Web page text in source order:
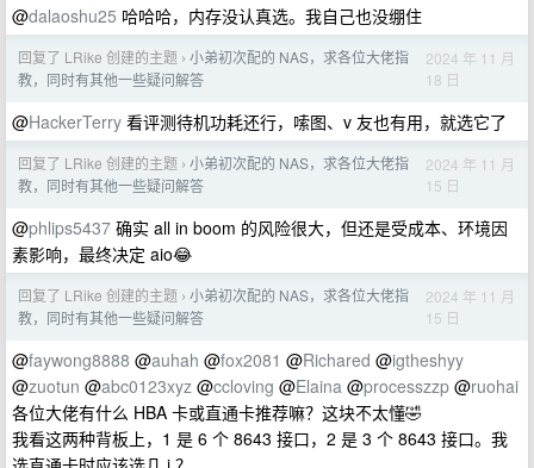
@dalaoshu25 哈哈哈，内存没认真选。我自己也没绷住
回复了 LRike 创建的主题 › 小弟初次配的 NAS，求各位大佬指
教，同时有其他一些疑问解答
2024 年 11 月
18 日
@HackerTerry 看评测待机功耗还行，嗦图、v 友也有用，就选它了
回复了 LRike 创建的主题 › 小弟初次配的 NAS，求各位大佬指
教，同时有其他一些疑问解答
2024 年 11 月
15 日
@phlips5437 确实 all in boom 的风险很大，但还是受成本、环境因
素影响，最终决定 aio😂
回复了 LRike 创建的主题 › 小弟初次配的 NAS，求各位大佬指
教，同时有其他一些疑问解答
2024 年 11 月
15 日
@faywong8888 @auhah @fox2081 @Richared @igtheshyy
@zuotun @abc0123xyz @ccloving @Elaina @processzzp @ruohai
各位大佬有什么 HBA 卡或直通卡推荐嘛？这块不太懂🤣
我看这两种背板上，1 是 6 个 8643 接口，2 是 3 个 8643 接口。我